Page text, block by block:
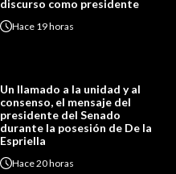
discurso como presidente
Hace 19 horas
Un llamado a la unidad y al
consenso, el mensaje del
presidente del Senado
durante la posesión de De la
Espriella
Hace20 horas